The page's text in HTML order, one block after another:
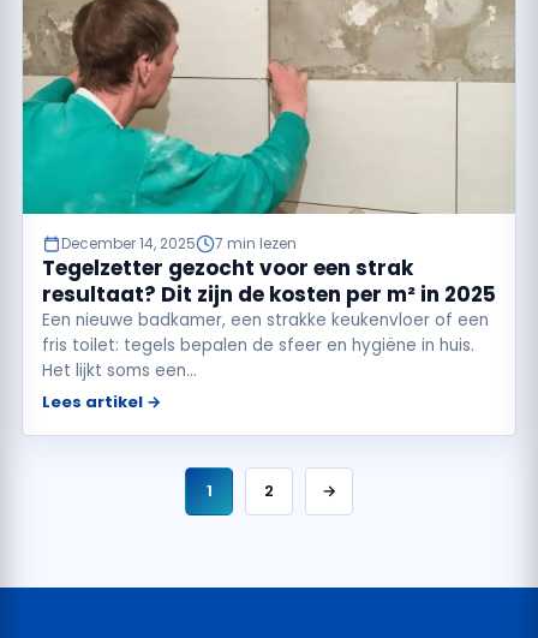
December 14, 2025 7 min lezen
Tegelzetter gezocht voor een strak
resultaat? Dit zijn de kosten per m² in 2025
Een nieuwe badkamer, een strakke keukenvloer of een
fris toilet: tegels bepalen de sfeer en hygiëne in huis.
Het lijkt soms een…
Lees artikel →
1 2 →